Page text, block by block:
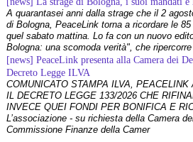
@byteseu - 7/6/2026 12:54
byteseu.com/2086209/ #grant #
A quarantasei anni dalla strage che il 2
di Bologna, PeaceLink torna a ricordare le
quel sabato mattina. Lo fa con un nuovo
Bologna: una scomoda verità", che
[news] PeaceLink presenta alla Camera dei
Decreto Legge ILVA
COMUNICATO STAMPA ILVA, PEACELINK
IL DECRETO LEGGE 133/2026 CHE
INVECE QUEI FONDI PER BONIFICA E
L’associazione - su richiesta della Camera
Commissione Finanze della Camer
[news] La violenza non ha mai giustificazioni